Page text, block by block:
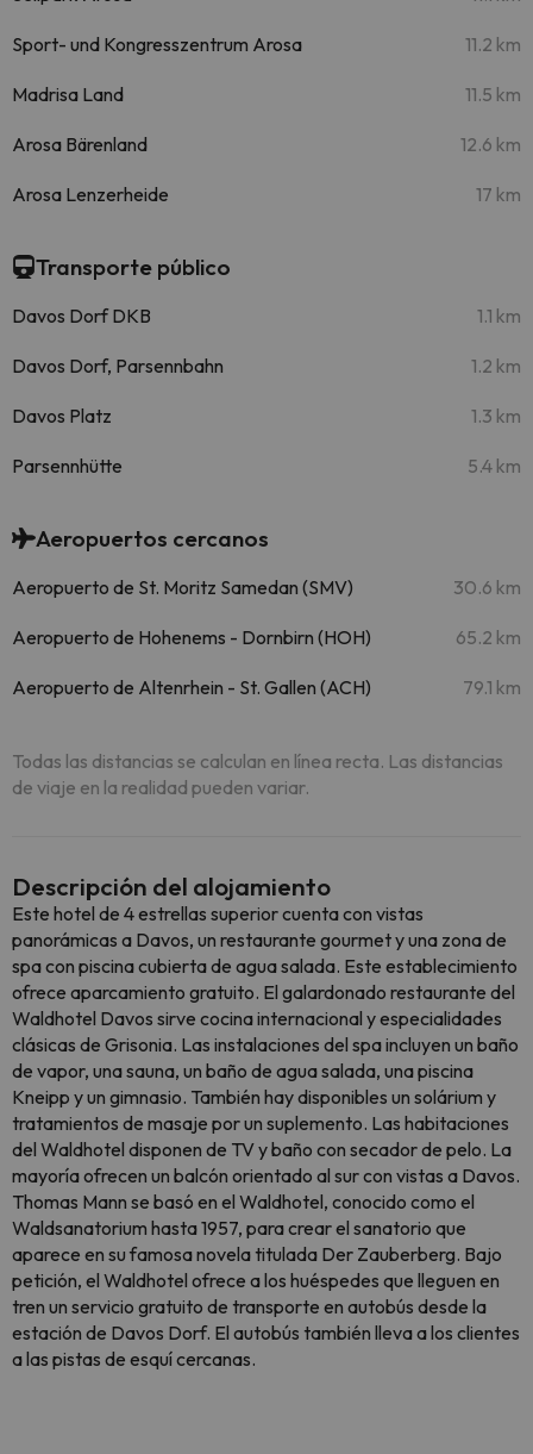
Sport- und Kongresszentrum Arosa 11.2 km
Madrisa Land 11.5 km
Arosa Bärenland 12.6 km
Arosa Lenzerheide 17 km
Transporte público
Davos Dorf DKB 1.1 km
Davos Dorf, Parsennbahn 1.2 km
Davos Platz 1.3 km
Parsennhütte 5.4 km
Aeropuertos cercanos
Aeropuerto de St. Moritz Samedan (SMV) 30.6 km
Aeropuerto de Hohenems - Dornbirn (HOH) 65.2 km
Aeropuerto de Altenrhein - St. Gallen (ACH) 79.1 km
Todas las distancias se calculan en línea recta. Las distancias
de viaje en la realidad pueden variar.
Descripción del alojamiento
Este hotel de 4 estrellas superior cuenta con vistas
panorámicas a Davos, un restaurante gourmet y una zona de
spa con piscina cubierta de agua salada. Este establecimiento
ofrece aparcamiento gratuito. El galardonado restaurante del
Waldhotel Davos sirve cocina internacional y especialidades
clásicas de Grisonia. Las instalaciones del spa incluyen un baño
de vapor, una sauna, un baño de agua salada, una piscina
Kneipp y un gimnasio. También hay disponibles un solárium y
tratamientos de masaje por un suplemento. Las habitaciones
del Waldhotel disponen de TV y baño con secador de pelo. La
mayoría ofrecen un balcón orientado al sur con vistas a Davos.
Thomas Mann se basó en el Waldhotel, conocido como el
Waldsanatorium hasta 1957, para crear el sanatorio que
aparece en su famosa novela titulada Der Zauberberg. Bajo
petición, el Waldhotel ofrece a los huéspedes que lleguen en
tren un servicio gratuito de transporte en autobús desde la
estación de Davos Dorf. El autobús también lleva a los clientes
a las pistas de esquí cercanas.